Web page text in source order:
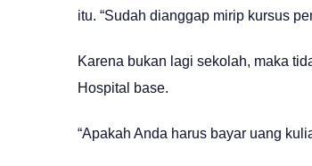
itu. “Sudah dianggap mirip kursus
Karena bukan lagi sekolah, maka
Hospital base.
“Apakah Anda harus bayar uang